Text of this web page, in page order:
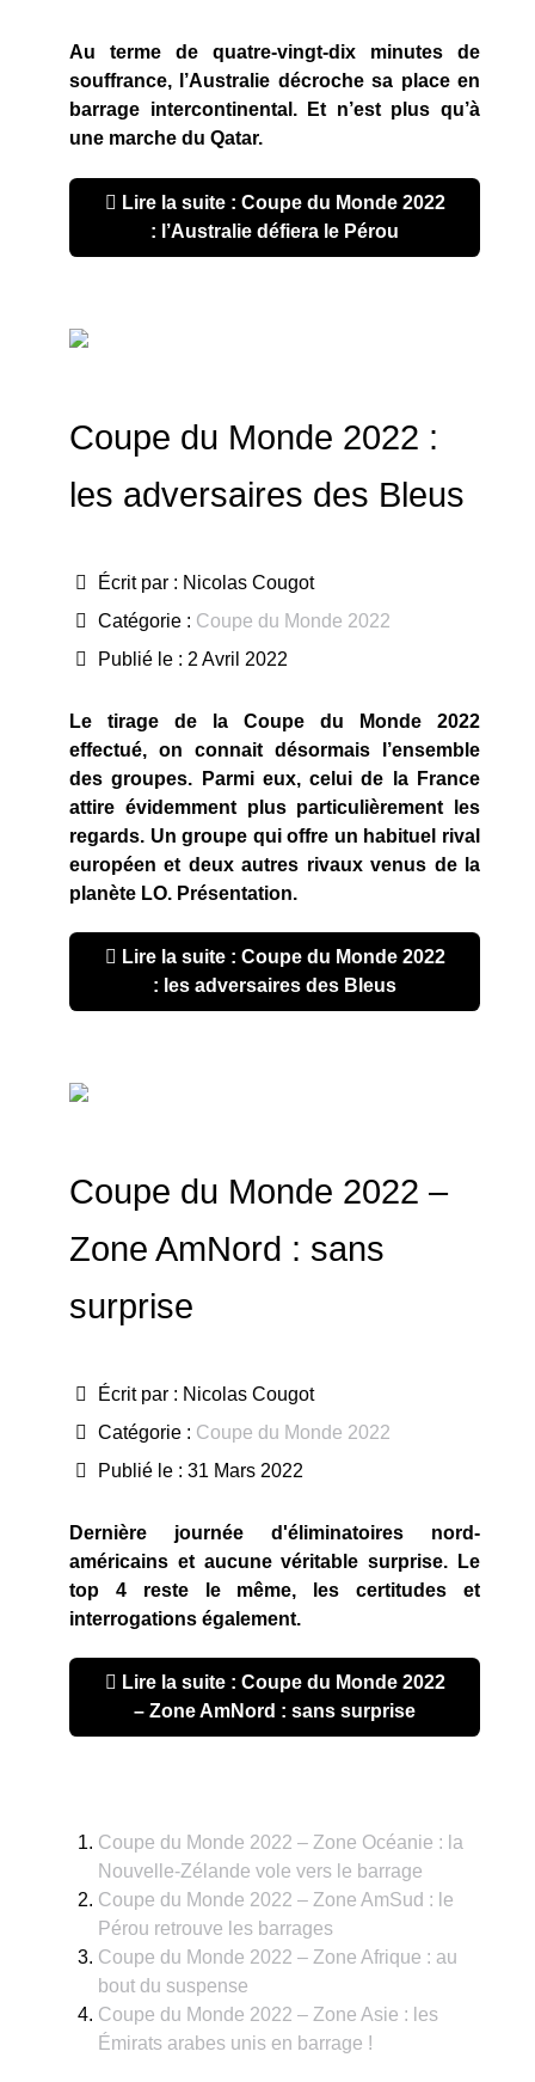
Au terme de quatre-vingt-dix minutes de
souffrance, l’Australie décroche sa place en
barrage intercontinental. Et n’est plus qu’à
une marche du Qatar.
Lire la suite : Coupe du Monde 2022
: l’Australie défiera le Pérou
Coupe du Monde 2022 :
les adversaires des Bleus
Écrit par : Nicolas Cougot
Catégorie : Coupe du Monde 2022
Publié le : 2 Avril 2022
Le tirage de la Coupe du Monde 2022
effectué, on connait désormais l’ensemble
des groupes. Parmi eux, celui de la France
attire évidemment plus particulièrement les
regards. Un groupe qui offre un habituel rival
européen et deux autres rivaux venus de la
planète LO. Présentation.
Lire la suite : Coupe du Monde 2022
: les adversaires des Bleus
Coupe du Monde 2022 –
Zone AmNord : sans
surprise
Écrit par : Nicolas Cougot
Catégorie : Coupe du Monde 2022
Publié le : 31 Mars 2022
Dernière journée d'éliminatoires nord-
américains et aucune véritable surprise. Le
top 4 reste le même, les certitudes et
interrogations également.
Lire la suite : Coupe du Monde 2022
– Zone AmNord : sans surprise
Coupe du Monde 2022 – Zone Océanie : la
Nouvelle-Zélande vole vers le barrage
Coupe du Monde 2022 – Zone AmSud : le
Pérou retrouve les barrages
Coupe du Monde 2022 – Zone Afrique : au
bout du suspense
Coupe du Monde 2022 – Zone Asie : les
Émirats arabes unis en barrage !